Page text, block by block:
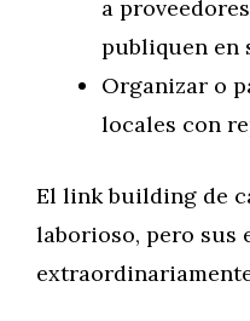
a
publiquen en
Organizar o
locales con
El link building de
laborioso, pero sus